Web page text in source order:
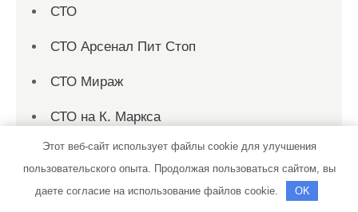
СТО
СТО Арсенал Пит Стоп
СТО Мираж
СТО на К. Маркса
СТО Родник
Страница 1
Этот веб-сайт использует файлы cookie для улучшения
пользовательского опыта. Продолжая пользоваться сайтом, вы
даете согласие на использование файлов cookie.
OK